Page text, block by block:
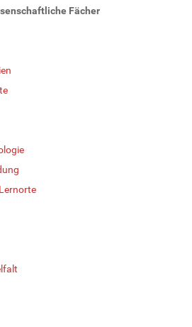
Fächer